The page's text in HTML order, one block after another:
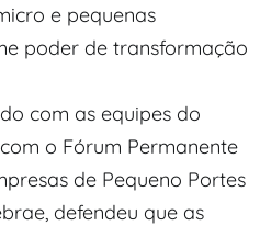
e pequenas
poder de transformação
com as equipes do
o Fórum Permanente
de Pequeno Portes
defendeu que as